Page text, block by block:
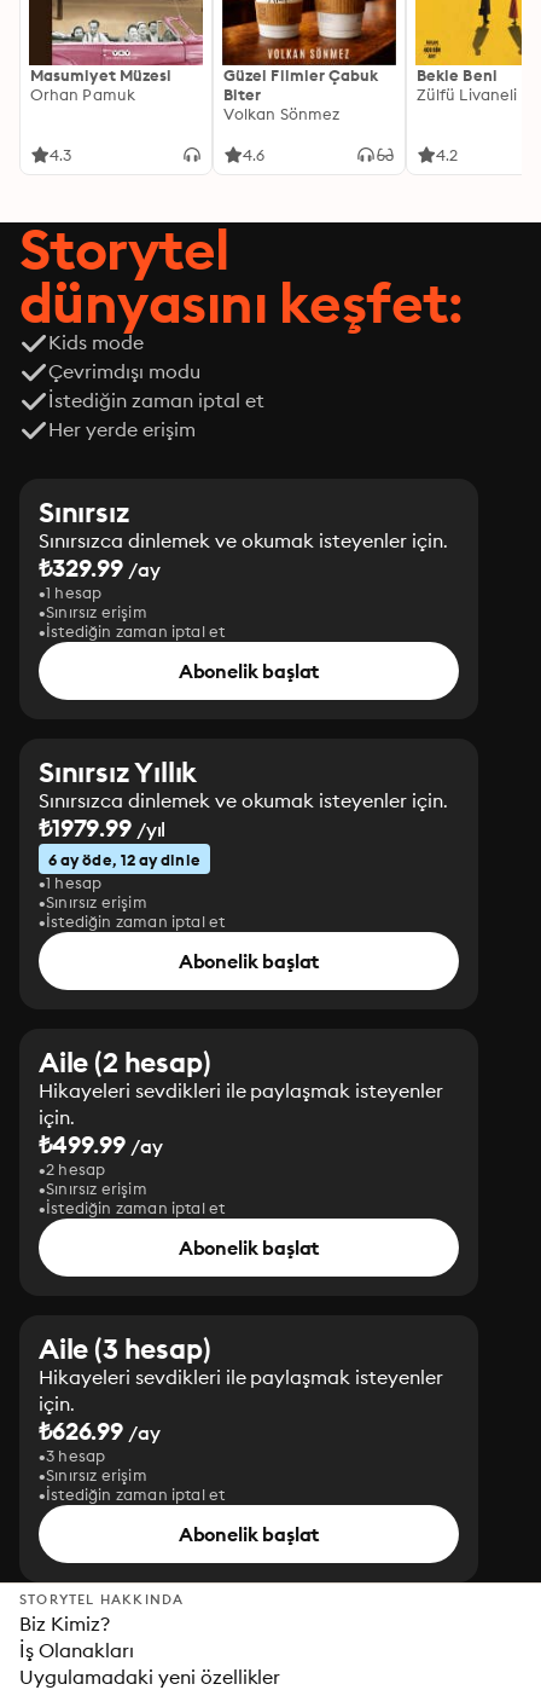
Masumiyet Müzesi
Orhan Pamuk
4.3
Güzel Filmler Çabuk
Biter
Volkan Sönmez
4.6
Bekle Beni
Zülfü Livaneli
4.2
Storytel
dünyasını keşfet:
Kids mode
Çevrimdışı modu
İstediğin zaman iptal et
Her yerde erişim
Sınırsız
Sınırsızca dinlemek ve okumak isteyenler için.
₺329.99 /ay
1 hesap
Sınırsız erişim
İstediğin zaman iptal et
Abonelik başlat
Sınırsız Yıllık
Sınırsızca dinlemek ve okumak isteyenler için.
₺1979.99/yıl
6 ay öde, 12 ay dinle
1 hesap
Sınırsız erişim
İstediğin zaman iptal et
Abonelik başlat
Aile (2 hesap)
Hikayeleri sevdikleri ile paylaşmak isteyenler
için.
₺499.99 /ay
2 hesap
Sınırsız erişim
İstediğin zaman iptal et
Abonelik başlat
Aile (3 hesap)
Hikayeleri sevdikleri ile paylaşmak isteyenler
için.
₺626.99 /ay
3 hesap
Sınırsız erişim
İstediğin zaman iptal et
Abonelik başlat
STORYTEL HAKKINDA
Biz Kimiz?
İş Olanakları
Uygulamadaki yeni özellikler